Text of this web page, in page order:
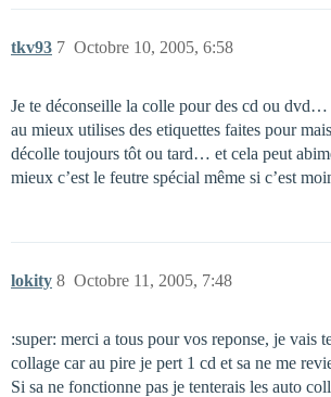
tkv93 Octobre 10, 2005, 6:58
7
Je te déconseille la colle pour des cd ou dvd…
au mieux utilises des etiquettes faites pour
décolle toujours tôt ou tard… et cela peut
mieux c’est le feutre spécial même si c’est
lokity Octobre 11, 2005, 7:48
8
:super: merci a tous pour vos reponse, je vais
collage car au pire je pert 1 cd et sa ne me
Si sa ne fonctionne pas je tenterais les auto